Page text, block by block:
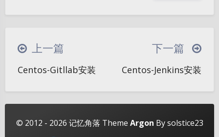
夜间模式
Sans Serif Serif
浅阴影 深阴影
关闭 日落 暗化 灰度
|´・ω・)ノ ヾ(≧∇≦*)ゝ
(☆ω☆)
∠( ᐛ 」∠)＿
୧(๑•̀⌄•́๑)૭
(ノ°ο°)ノ
(╯°A°)╯︵○○○
φ(￣∇￣o)
ヾ(´･ ･｀｡)ノ"
( ง ᵒ̌皿ᵒ̌)ง⁼³₌₃
(ó﹏ò｡)
上一篇
Centos-Gitllab安装
下一篇
Centos-Jenkins安装
© 2012 - 2026 记忆角落 Theme Argon By solstice23